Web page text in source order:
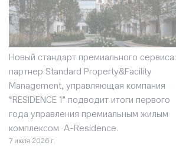
Новый стандарт премиального сервиса:
партнер Standard Property&Facility
Management, управляющая компания
“RESIDENCE 1” подводит итоги первого
года управления премиальным жилым
комплексом A-Residence.
7 июля 2026 г.